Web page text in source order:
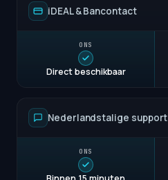
iDEAL & Bancontact
Direct beschikbaar
Nederlandstalige support